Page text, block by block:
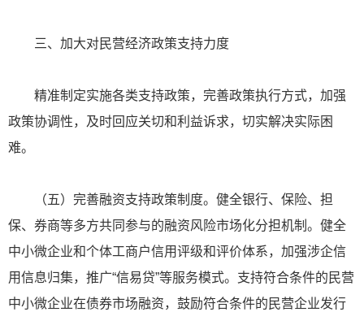
三、加大对民营经济政策支持力度
精准制定实施各类支持政策，完善政策执行方式，加强
政策协调性，及时回应关切和利益诉求，切实解决实际困
难。
（五）完善融资支持政策制度。健全银行、保险、担
保、券商等多方共同参与的融资风险市场化分担机制。健全
中小微企业和个体工商户信用评级和评价体系，加强涉企信
用信息归集，推广“信易贷”等服务模式。支持符合条件的民营
中小微企业在债券市场融资，鼓励符合条件的民营企业发行